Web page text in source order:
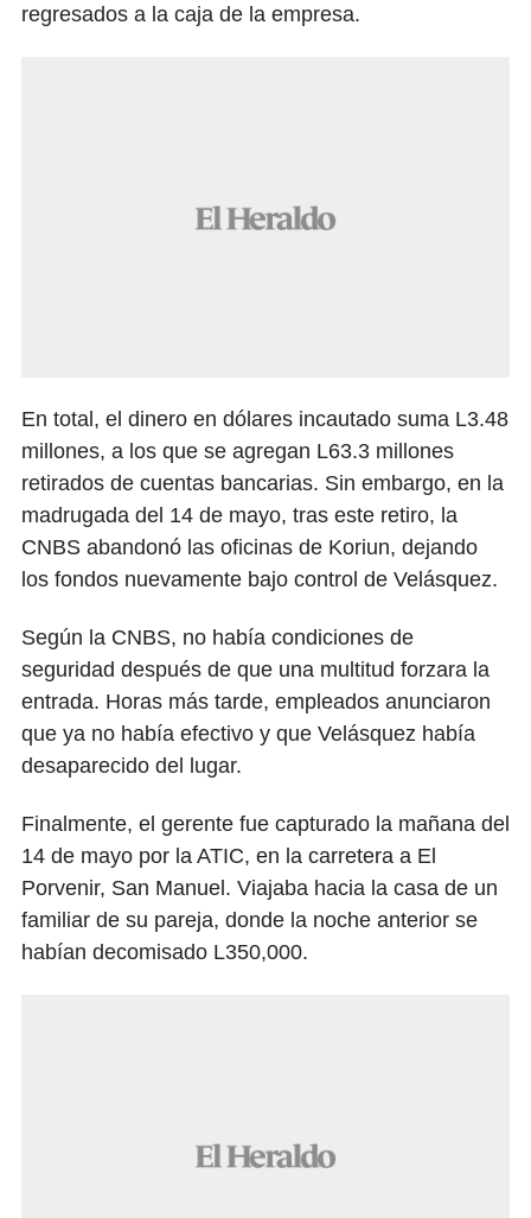
regresados a la caja de la empresa.
En total, el dinero en dólares incautado suma L3.48
millones, a los que se agregan L63.3 millones
retirados de cuentas bancarias. Sin embargo, en la
madrugada del 14 de mayo, tras este retiro, la
CNBS abandonó las oficinas de Koriun, dejando
los fondos nuevamente bajo control de Velásquez.
Según la CNBS, no había condiciones de
seguridad después de que una multitud forzara la
entrada. Horas más tarde, empleados anunciaron
que ya no había efectivo y que Velásquez había
desaparecido del lugar.
Finalmente, el gerente fue capturado la mañana del
14 de mayo por la ATIC, en la carretera a El
Porvenir, San Manuel. Viajaba hacia la casa de un
familiar de su pareja, donde la noche anterior se
habían decomisado L350,000.